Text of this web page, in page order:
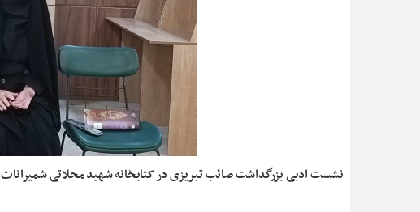
نشست ادبی بزرگداشت صائب تبریزی در کتابخانه شهید محلاتی شمیرانات